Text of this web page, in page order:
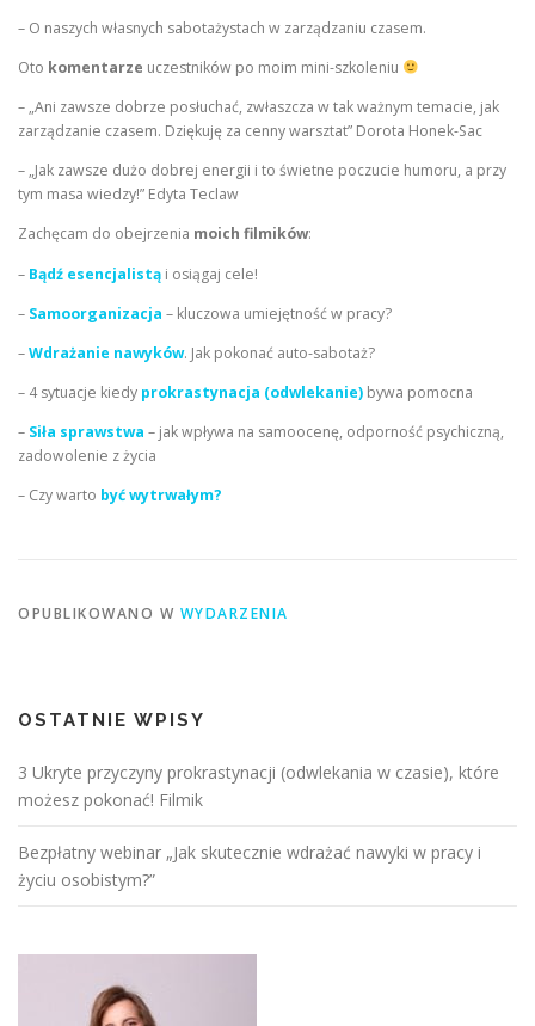
– O naszych własnych sabotażystach w zarządzaniu czasem.
Oto komentarze uczestników po moim mini-szkoleniu
– „Ani zawsze dobrze posłuchać, zwłaszcza w tak ważnym temacie, jak
zarządzanie czasem. Dziękuję za cenny warsztat” Dorota Honek-Sac
– „Jak zawsze dużo dobrej energii i to świetne poczucie humoru, a przy
tym masa wiedzy!” Edyta Teclaw
Zachęcam do obejrzenia moich filmików:
– Bądź esencjalistą i osiągaj cele!
– Samoorganizacja – kluczowa umiejętność w pracy?
–Wdrażanie nawyków. Jak pokonać auto-sabotaż?
– 4 sytuacje kiedy prokrastynacja (odwlekanie) bywa pomocna
– Siła sprawstwa – jak wpływa na samoocenę, odporność psychiczną,
zadowolenie z życia
– Czy warto być wytrwałym?
OPUBLIKOWANO W WYDARZENIA
OSTATNIE WPISY
3 Ukryte przyczyny prokrastynacji (odwlekania w czasie), które
możesz pokonać! Filmik
Bezpłatny webinar „Jak skutecznie wdrażać nawyki w pracy i
życiu osobistym?”